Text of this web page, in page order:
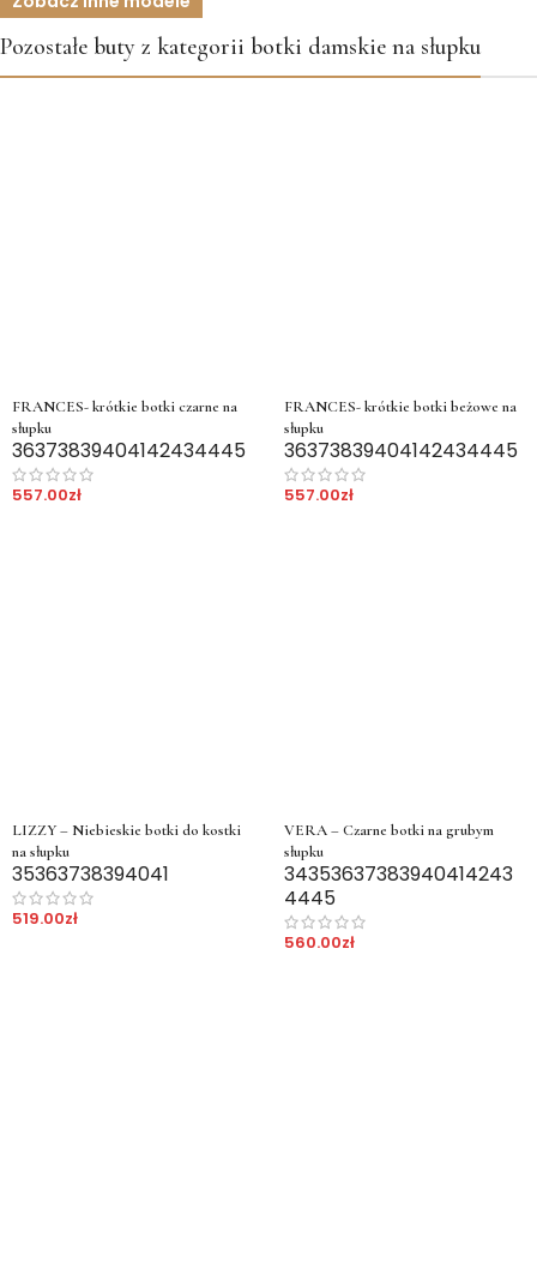
Pozostałe buty z kategorii botki damskie na słupku
FRANCES- krótkie botki czarne na
słupku
36373839404142434445
557.00zł
FRANCES- krótkie botki beżowe na
słupku
36373839404142434445
557.00zł
LIZZY – Niebieskie botki do kostki
na słupku
35363738394041
519.00zł
VERA – Czarne botki na grubym
słupku
34353637383940414243
4445
560.00zł